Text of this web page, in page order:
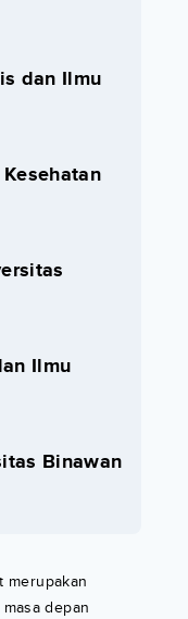
dan Ilmu
Ilmu
Binawan
merupakan
depan